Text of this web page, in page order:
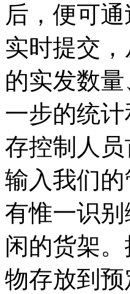
后，便可
实时提交
的实发数
一步的统
存控制人
输入我们
有惟一识
闲的货架
物存放到